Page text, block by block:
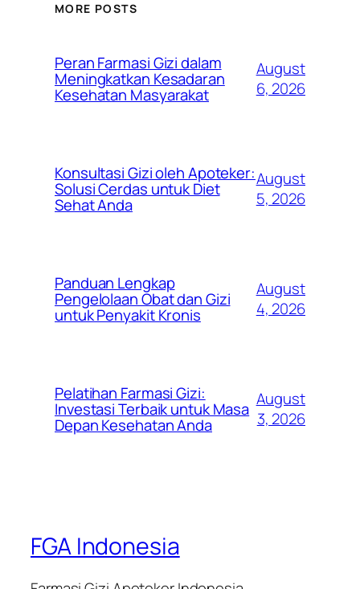
MORE POSTS
Peran Farmasi Gizi dalam
Meningkatkan Kesadaran
Kesehatan Masyarakat
August
6, 2026
Konsultasi Gizi oleh Apoteker:
Solusi Cerdas untuk Diet
Sehat Anda
August
5, 2026
Panduan Lengkap
Pengelolaan Obat dan Gizi
untuk Penyakit Kronis
August
4, 2026
Pelatihan Farmasi Gizi:
Investasi Terbaik untuk Masa
Depan Kesehatan Anda
August
3, 2026
FGA Indonesia